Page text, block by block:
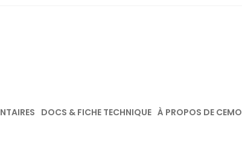
DOCS & FICHE TECHNIQUE À PROPOS DE CEMO